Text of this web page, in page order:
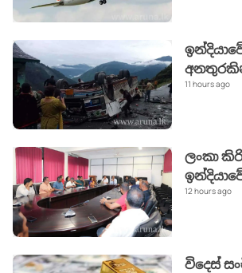
11 hours ago
ලංකා
12 hours ago
විදෙස්